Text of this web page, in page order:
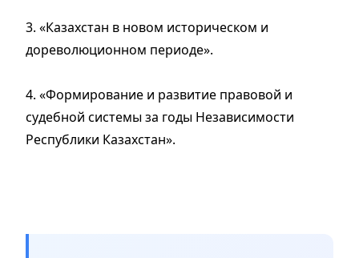
3. «Казахстан в новом историческом и
дореволюционном периоде».
4. «Формирование и развитие правовой и
судебной системы за годы Независимости
Республики Казахстан».